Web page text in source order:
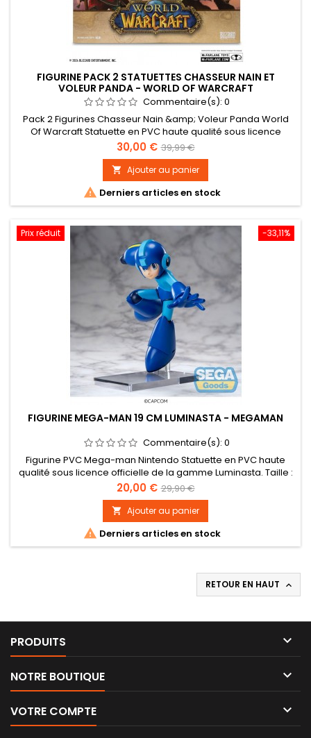
FIGURINE PACK 2 STATUETTES CHASSEUR NAIN ET
VOLEUR PANDA - WORLD OF WARCRAFT
Commentaire(s): 0
Pack 2 Figurines Chasseur Nain &amp; Voleur Panda World
Of Warcraft Statuette en PVC haute qualité sous licence
officielle. Taille : 15 cm environ
Prix
30,00 € Prix
de
base
39,99 €
 Ajouter au panier
 Derniers articles en stock
-33,11%
Prix réduit
FIGURINE MEGA-MAN 19 CM LUMINASTA - MEGAMAN
Commentaire(s): 0
Figurine PVC Mega-man Nintendo Statuette en PVC haute
qualité sous licence officielle de la gamme Luminasta. Taille :
19 cm environ
Prix
20,00 € Prix
de
base
29,90 €
 Ajouter au panier
 Derniers articles en stock
RETOUR EN HAUT 
PRODUITS 
NOTRE BOUTIQUE 
VOTRE COMPTE 